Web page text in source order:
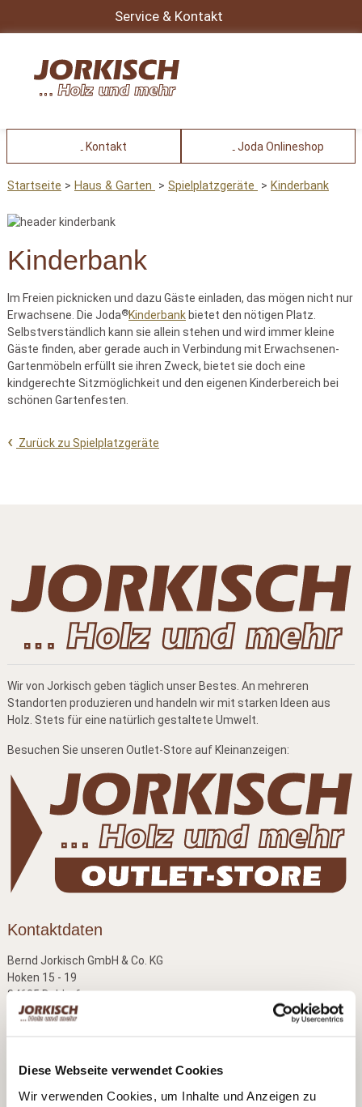
Diese Webseite verwendet Cookies
Wir verwenden Cookies, um Inhalte und Anzeigen zu
Service & Kontakt
Kontakt Joda Onlineshop
Startseite Haus & Garten Spielplatzgeräte Kinderbank
Kinderbank
Im Freien picknicken und dazu Gäste einladen, das mögen nicht nur
Erwachsene. Die Joda®Kinderbankbietet den nötigen Platz.
Selbstverständlich kann sie allein stehen und wird immer kleine
Gäste finden, aber gerade auch in Verbindung mit Erwachsenen-
Gartenmöbeln erfüllt sie ihren Zweck, bietet sie doch eine
kindgerechte Sitzmöglichkeit und den eigenen Kinderbereich bei
schönen Gartenfesten.
Zurück zu Spielplatzgeräte
Wir von Jorkisch geben täglich unser Bestes. An mehreren
Standorten produzieren und handeln wir mit starken Ideen aus
Holz. Stets für eine natürlich gestaltete Umwelt.
Besuchen Sie unseren Outlet-Store auf Kleinanzeigen:
Kontaktdaten
Bernd Jorkisch GmbH & Co. KG
Hoken 15 - 19
24635 Daldorf
Telefon:+49 (0)4328 178 0